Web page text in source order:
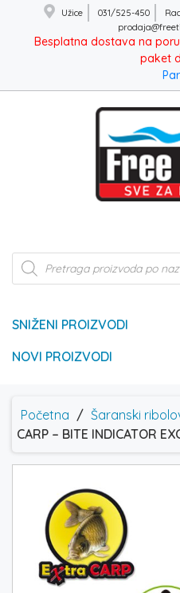
Užice 031/525-450
Besplatna dostava na
paket
Products
search
SNIŽENI PROIZVODI
NOVI PROIZVODI
Početna / Šaranski
CARP – BITE INDICATOR